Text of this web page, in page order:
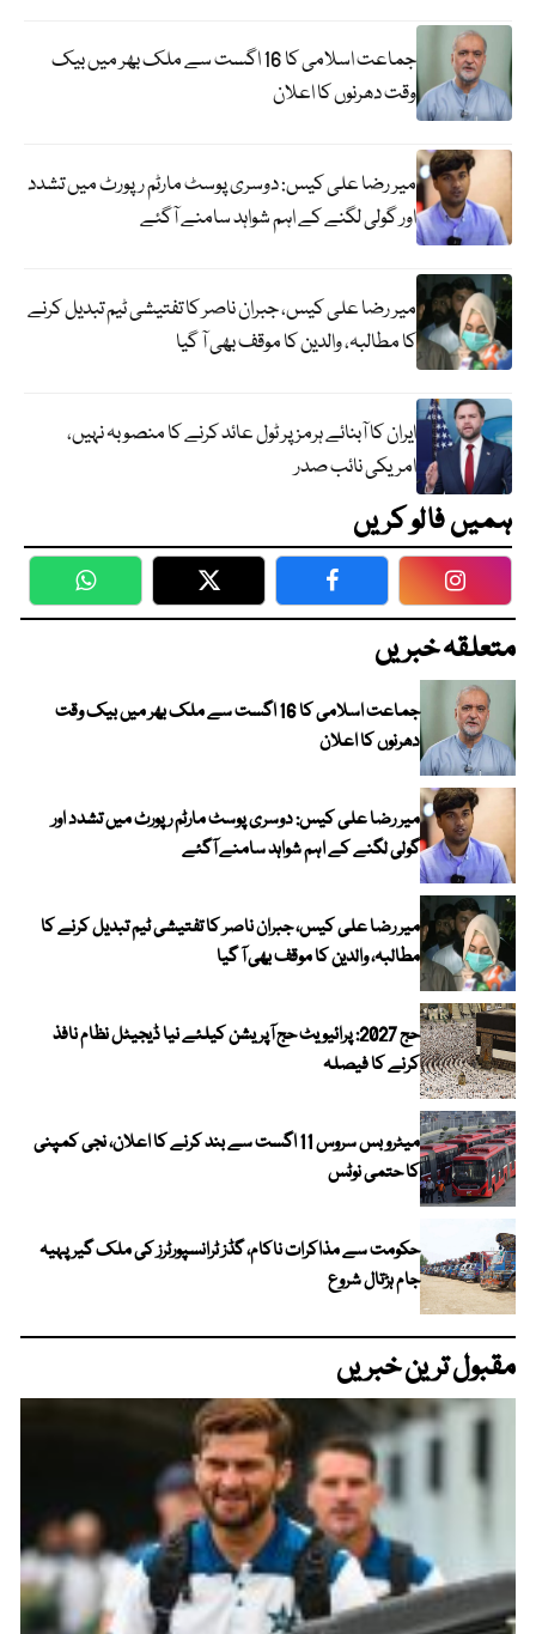
جماعت اسلامی کا 16 اگست سے ملک بھر میں بیک
وقت دھرنوں کا اعلان
میر رضا علی کیس: دوسری پوسٹ مارٹم رپورٹ میں تشدد
اور گولی لگنے کے اہم شواہد سامنے آگئے
میر رضا علی کیس، جبران ناصر کا تفتیشی ٹیم تبدیل کرنے
کا مطالبہ، والدین کا موقف بھی آ گیا
ایران کا آبنائے ہرمز پر ٹول عائد کرنے کا منصوبہ نہیں،
امریکی نائب صدر
ہمیں فالو کریں
WhatsApp Twitter Facebook
متعلقہ خبریں
جماعت اسلامی کا 16 اگست سے ملک بھر میں بیک وقت
دھرنوں کا اعلان
میر رضا علی کیس: دوسری پوسٹ مارٹم رپورٹ میں تشدد اور
گولی لگنے کے اہم شواہد سامنے آگئے
میر رضا علی کیس، جبران ناصر کا تفتیشی ٹیم تبدیل کرنے کا
مطالبہ، والدین کا موقف بھی آ گیا
حج 2027: پرائیویٹ حج آپریشن کیلئے نیا ڈیجیٹل نظام نافذ
کرنے کا فیصلہ
میٹرو بس سروس 11 اگست سے بند کرنے کا اعلان، نجی کمپنی
کا حتمی نوٹس
حکومت سے مذاکرات ناکام، گڈز ٹرانسپورٹرز کی ملک گیر پہیہ
جام ہڑتال شروع
مقبول ترین خبریں